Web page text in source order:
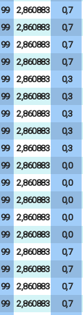
99 2,860883 0,7
99 2,860883 0,7
99 2,860883 0,7
99 2,860883 0,7
99 2,860883 0,3
99 2,860883 0,3
99 2,860883 0,3
99 2,860883 0,3
99 2,860883 0,3
99 2,860883 0,0
99 2,860883 0,0
99 2,860883 0,0
99 2,860883 0,0
99 2,860883 0,0
99 2,860883 0,7
99 2,860883 0,7
99 2,860883 0,7
99 2,860883 0,7